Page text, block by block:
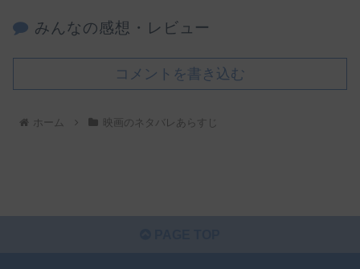
みんなの感想・レビュー
コメントを書き込む
ホーム 映画のネタバレあらすじ